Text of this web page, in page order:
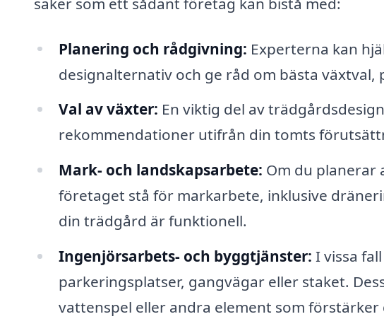
Planering och rådgivning: Experterna kan
designalternativ och ge råd om bästa växtval,
Val av växter: En viktig del av
rekommendationer utifrån din tomts
Mark- och landskapsarbete: Om du
företaget stå för markarbete, inklusive
din trädgård är funktionell.
Ingenjörsarbets- och byggtjänster: I vissa
parkeringsplatser, gangvägar eller staket.
vattenspel eller andra element som förstärker